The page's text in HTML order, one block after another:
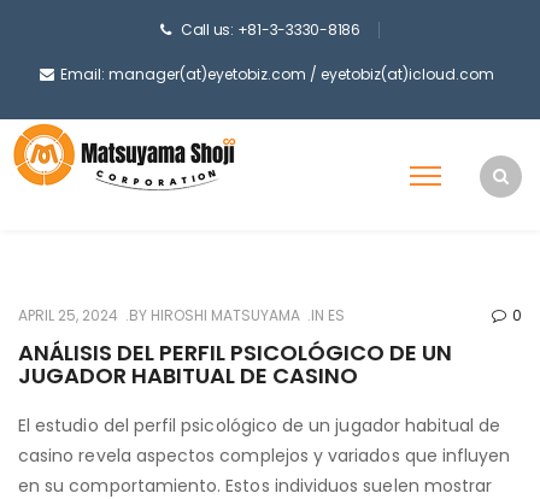
Call us: +81-3-3330-8186
Email: manager(at)eyetobiz.com / eyetobiz(at)icloud.com
APRIL 25, 2024 BY HIROSHI MATSUYAMA IN ES 0
ANÁLISIS DEL PERFIL PSICOLÓGICO DE UN
JUGADOR HABITUAL DE CASINO
El estudio del perfil psicológico de un jugador habitual de
casino revela aspectos complejos y variados que influyen
en su comportamiento. Estos individuos suelen mostrar